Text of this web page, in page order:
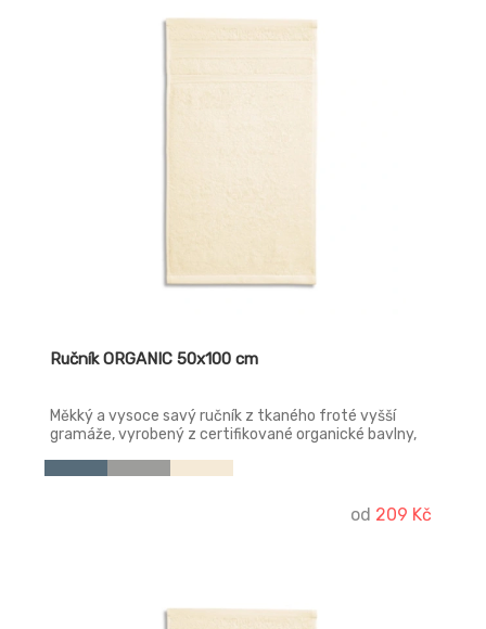
Ručník ORGANIC 50x100 cm
Měkký a vysoce savý ručník z tkaného froté vyšší
gramáže, vyrobený z certifikované organické bavlny,
od 209 Kč